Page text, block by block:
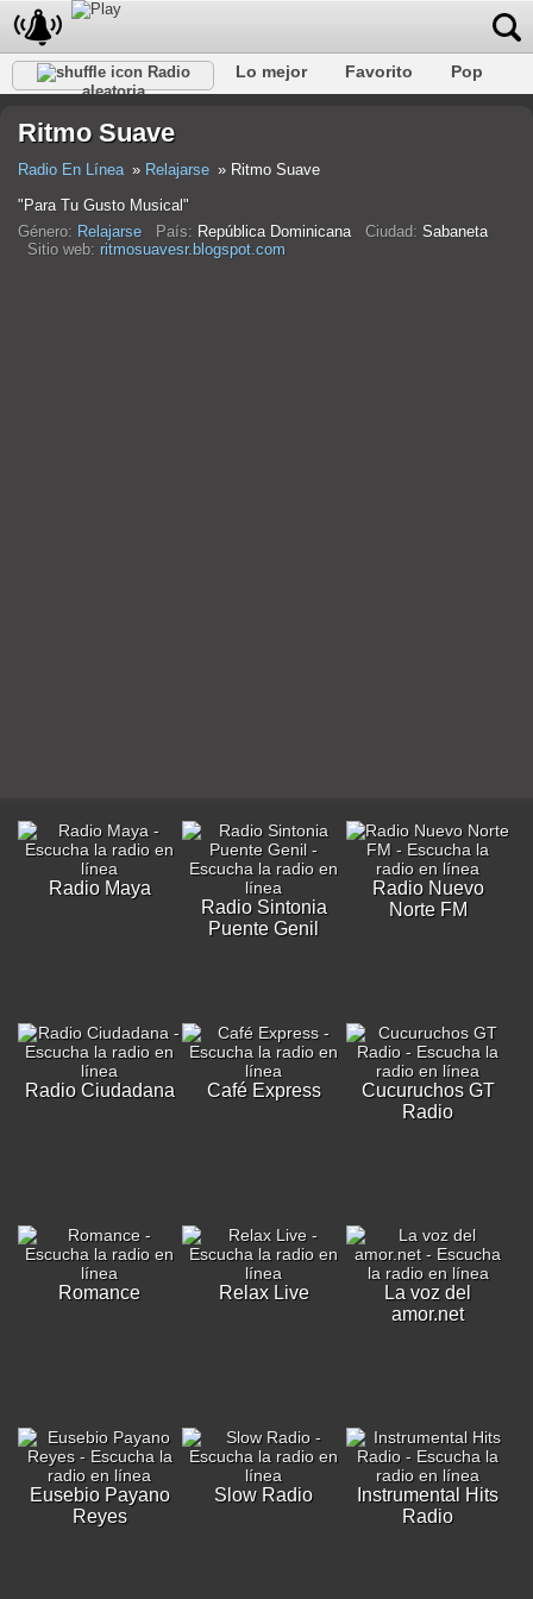
Radio
aleatoria
Lo mejor Favorito
Pop
Rap
Trans Falk
Ritmo Suave
Radio En Línea Relajarse
Ritmo Suave
"Para Tu Gusto Musical"
Género: Relajarse País: República Dominicana Ciudad: Sabaneta
Sitio web: ritmosuavesr.blogspot.com
Radio Maya
Radio Sintonia
Puente Genil
Radio Nuevo
Norte FM
Radio Ciudadana Café Express
Cucuruchos GT
Radio
Romance Relax Live
La voz del
amor.net
Eusebio Payano
Reyes
Slow Radio
Instrumental Hits
Radio